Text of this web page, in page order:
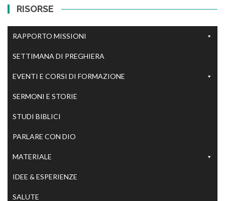
RISORSE
RAPPORTO MISSIONI
SETTIMANA DI PREGHIERA
EVENTI E CORSI DI FORMAZIONE
SERMONI E STORIE
STUDI BIBLICI
PARLARE CON DIO
MATERIALE
IDEE & ESPERIENZE
SALUTE